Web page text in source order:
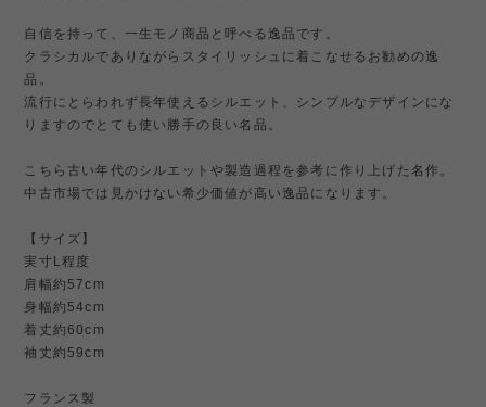
自信を持って、一生モノ商品と呼べる逸品です。
クラシカルでありながらスタイリッシュに着こなせるお勧めの逸
品。
流行にとらわれず長年使えるシルエット、シンプルなデザインにな
りますのでとても使い勝手の良い名品。
こちら古い年代のシルエットや製造過程を参考に作り上げた名作。
中古市場では見かけない希少価値が高い逸品になります。
【サイズ】
実寸L程度
肩幅約57cm
身幅約54cm
着丈約60cm
袖丈約59cm
フランス製